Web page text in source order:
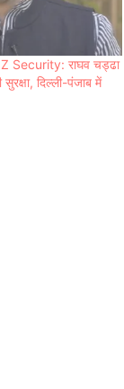
Security: राघव चड्ढा
दिल्ली-पंजाब में